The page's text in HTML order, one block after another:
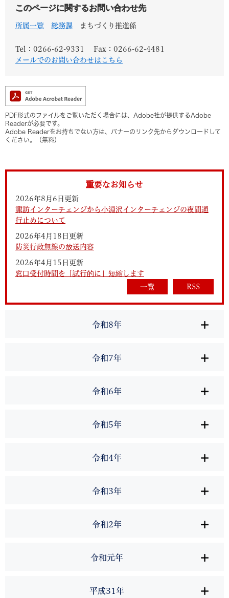
このページに関するお問い合わせ先
所属一覧 総務課 まちづくり推進係
Tel：0266-62-9331
Fax：0266-62-4481
メールでのお問い合わせはこちら
PDF形式のファイルをご覧いただく場合には、Adobe社が提供するAdobe
Readerが必要です。
Adobe Readerをお持ちでない方は、バナーのリンク先からダウンロードして
ください。（無料）
重要なお知らせ
2026年8月6日更新
諏訪インターチェンジから小淵沢インターチェンジの夜間通
行止めについて
2026年4月18日更新
防災行政無線の放送内容
2026年4月15日更新
窓口受付時間を「試行的に」短縮します
一覧
RSS
令和8年
令和7年
令和6年
令和5年
令和4年
令和3年
令和2年
令和元年
平成31年